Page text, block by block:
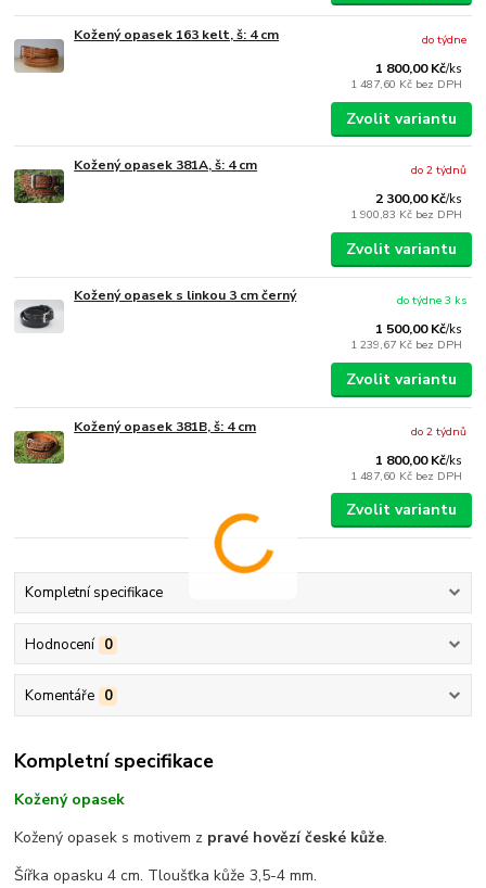
Kožený opasek 163 kelt, š: 4 cm
1 800,00 Kč/ks
1 487,60 Kč bez DPH
do týdne
Zvolit variantu
Kožený opasek 381A, š: 4 cm
2 300,00 Kč/ks
1 900,83 Kč bez DPH
do 2 týdnů
Zvolit variantu
Kožený opasek s linkou 3 cm černý
1 500,00 Kč/ks
1 239,67 Kč bez DPH
do týdne 3 ks
Zvolit variantu
Kožený opasek 381B, š: 4 cm
1 800,00 Kč/ks
1 487,60 Kč bez DPH
do 2 týdnů
Zvolit variantu
Kompletní specifikace
Hodnocení 0
Komentáře 0
Kompletní specifikace
Kožený opasek
Kožený opasek s motivem z pravé hovězí české kůže.
Šířka opasku 4 cm. Tloušťka kůže 3,5-4 mm.